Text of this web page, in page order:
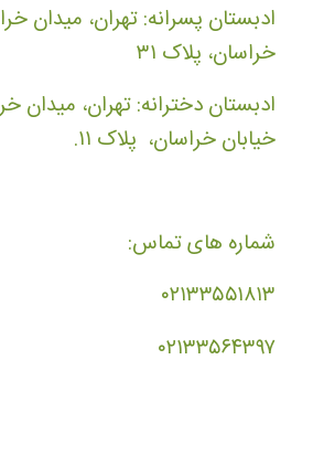
ادبستان پسرانه: تهران، میدان
خراسان، پلاک ۳۱
ادبستان دخترانه: تهران، میدان
خیابان خراسان، پلاک ۱۱.
شماره های تماس:
۰۲۱۳۳۵۵۱۸۱۳
۰۲۱۳۳۵۶۴۳۹۷